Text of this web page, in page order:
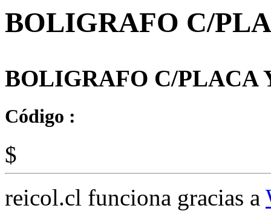
BOLIGRAFO C/
BOLIGRAFO C/PLACA
Código :
$
reicol.cl funciona gracias a